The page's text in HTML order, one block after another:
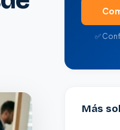
✅
Más